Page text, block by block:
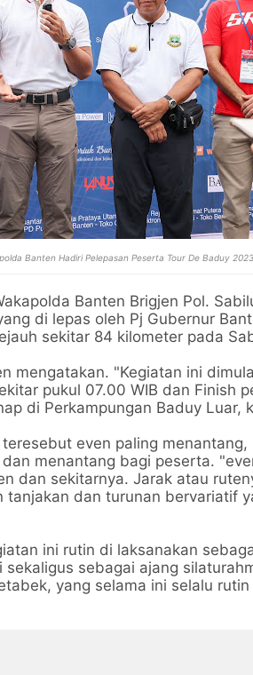
Banten Hadiri Pelepasan Peserta Tour De Baduy 2023
Banten Brigjen Pol.
di lepas oleh Pj Gubernur
sekitar 84 kilometer pada
mengatakan. "Kegiatan ini
pukul 07.00 WIB dan Finish
di Perkampungan Baduy Luar,
even paling
menantang bagi peserta.
dan sekitarnya. Jarak atau
tanjakan dan turunan bervariatif
ini rutin di laksanakan
sekaligus sebagai ajang
yang selama ini selalu